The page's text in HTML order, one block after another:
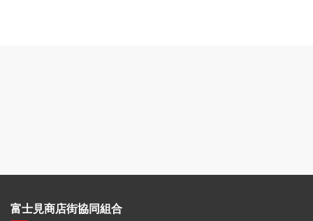
富士見商店街協同組合